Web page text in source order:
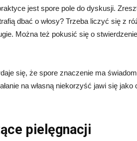
jest spore pole do dyskusji.
dbać o włosy? Trzeba liczyć się z
Można też pokusić się o
się, że spore znaczenie ma
na własną niekorzyść jawi się jako
pielęgnacji